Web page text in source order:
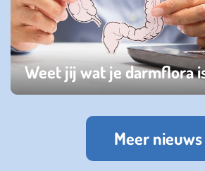
Weet jij wat je darmflora
Meer nieuws